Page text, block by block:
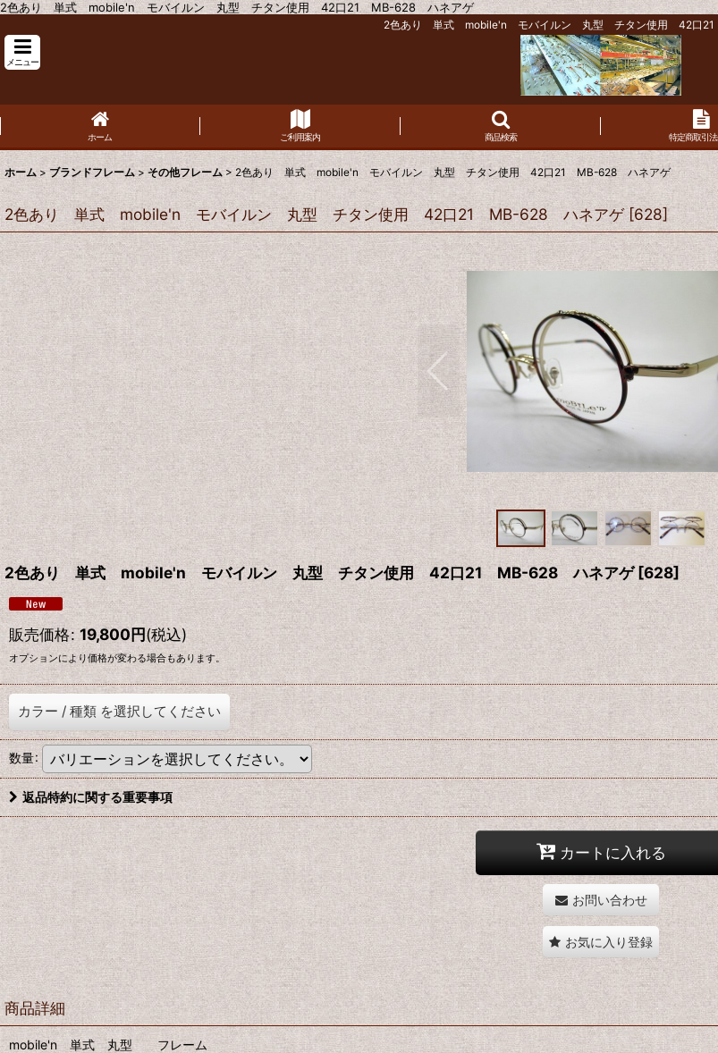
2色あり 単式 mobile'n モバイルン 丸型 チタン使用 42口21 MB-628 ハネアゲ
2色あり 単式 mobile'n モバイルン 丸型 チタン使用 42口
メニュー
ホーム ご利用案内 商品検索 特定商取引
ホーム > ブランドフレーム > その他フレーム > 2色あり 単式 mobile'n モバイルン 丸型 チタン使用 42口21 MB-628 ハネアゲ
2色あり 単式 mobile'n モバイルン 丸型 チタン使用 42口21 MB-628 ハネアゲ [628]
2色あり 単式 mobile'n モバイルン 丸型 チタン使用 42口21 MB-628 ハネアゲ [628]
販売価格: 19,800円(税込)
オプションにより価格が変わる場合もあります。
カラー / 種類 を選択してください
数量:
返品特約に関する重要事項
カートに入れる
お問い合わせ
お気に入り登録
商品詳細
mobile'n 単式 丸型 フレーム